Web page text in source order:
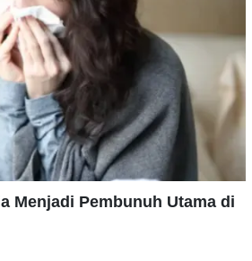
Menjadi Pembunuh Utama di